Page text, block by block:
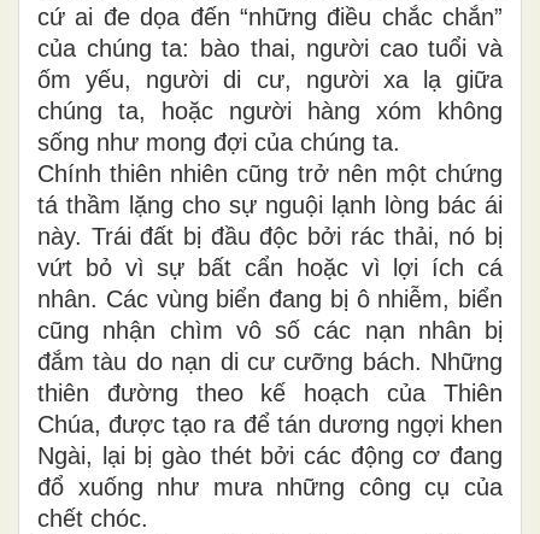
cứ ai đe dọa đến “những điều chắc chắn”
của chúng ta: bào thai, người cao tuổi và
ốm yếu, người di cư, người xa lạ giữa
chúng ta, hoặc người hàng xóm không
sống như mong đợi của chúng ta.
Chính thiên nhiên cũng trở nên một chứng
tá thầm lặng cho sự nguội lạnh lòng bác ái
này. Trái đất bị đầu độc bởi rác thải, nó bị
vứt bỏ vì sự bất cẩn hoặc vì lợi ích cá
nhân. Các vùng biển đang bị ô nhiễm, biển
cũng nhận chìm vô số các nạn nhân bị
đắm tàu do nạn di cư cưỡng bách. Những
thiên đường theo kế hoạch của Thiên
Chúa, được tạo ra để tán dương ngợi khen
Ngài, lại bị gào thét bởi các động cơ đang
đổ xuống như mưa những công cụ của
chết chóc.